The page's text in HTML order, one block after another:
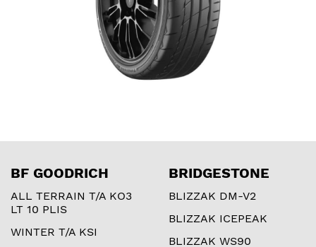
BF GOODRICH
ALL TERRAIN T/A KO3
LT 10 PLIS
WINTER T/A KSI
BRIDGESTONE
BLIZZAK DM-V2
BLIZZAK ICEPEAK
BLIZZAK WS90